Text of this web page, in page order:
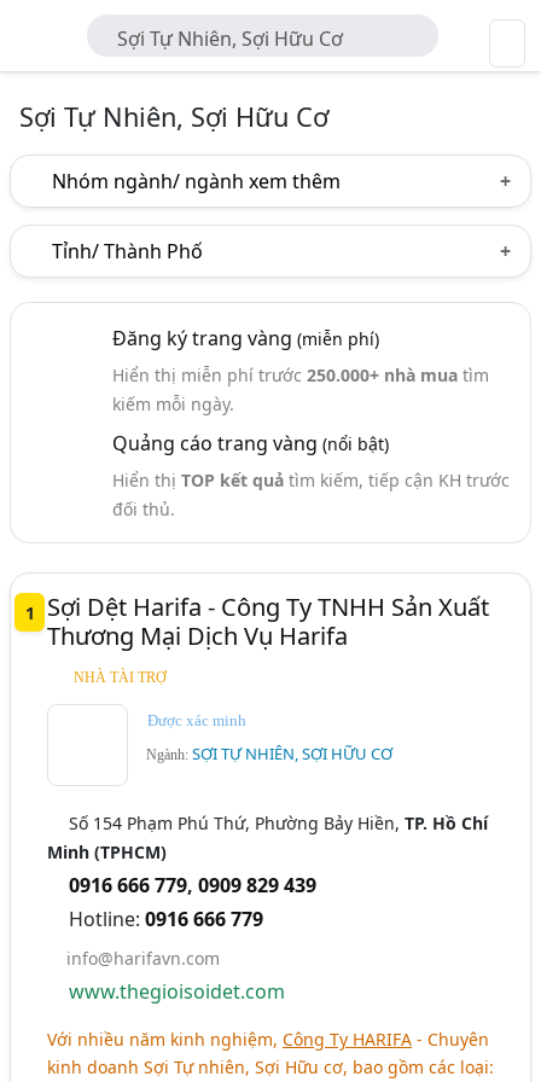
Sợi Tự Nhiên, Sợi Hữu Cơ
Sợi Tự Nhiên, Sợi Hữu Cơ
Nhóm ngành/ ngành xem thêm
Ngành nghề
Ngành xem thêm
Sợi - Sợi Polyester, Cotton, Nylon, PP, PE (392)
Tỉnh/ Thành Phố
Thái Bình
Thừa Thiên Huế
Quảng Ngãi
Đăng ký trang vàng (miễn phí)
Hiển thị miễn phí trước 250.000+ nhà muatìm
kiếm mỗi ngày.
Quảng cáo trang vàng (nổi bật)
Hiển thị TOP kết quảtìm kiếm, tiếp cận KH trước
đối thủ.
1
Sợi Dệt Harifa - Công Ty TNHH Sản Xuất
Thương Mại Dịch Vụ Harifa
NHÀ TÀI TRỢ
Được xác minh
Ngành:SỢI TỰ NHIÊN, SỢI HỮU CƠ
Số 154 Phạm Phú Thứ, Phường Bảy Hiền,TP. Hồ Chí
Minh (TPHCM)
0916 666 779,0909 829 439
Hotline:0916 666 779
info@harifavn.com
www.thegioisoidet.com
Với nhiều năm kinh nghiệm,Công Ty HARIFA - Chuyên
kinh doanh Sợi Tự nhiên, Sợi Hữu cơ, bao gồm các loại: